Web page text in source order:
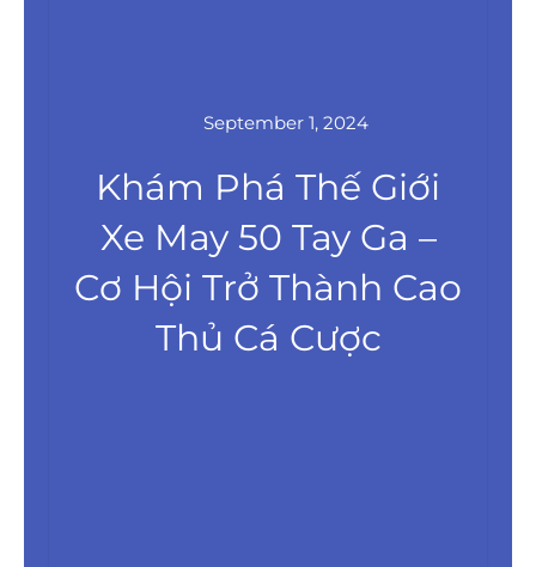
September 1, 2024
Khám Phá Thế Giới
Xe May 50 Tay Ga –
Cơ Hội Trở Thành Cao
Thủ Cá Cược